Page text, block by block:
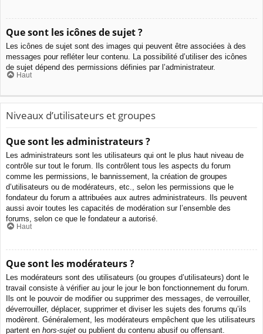
Que sont les icônes de sujet ?
Les icônes de sujet sont des images qui peuvent être associées à des
messages pour refléter leur contenu. La possibilité d’utiliser des icônes
de sujet dépend des permissions définies par l’administrateur.
Haut
Niveaux d’utilisateurs et groupes
Que sont les administrateurs ?
Les administrateurs sont les utilisateurs qui ont le plus haut niveau de
contrôle sur tout le forum. Ils contrôlent tous les aspects du forum
comme les permissions, le bannissement, la création de groupes
d’utilisateurs ou de modérateurs, etc., selon les permissions que le
fondateur du forum a attribuées aux autres administrateurs. Ils peuvent
aussi avoir toutes les capacités de modération sur l’ensemble des
forums, selon ce que le fondateur a autorisé.
Haut
Que sont les modérateurs ?
Les modérateurs sont des utilisateurs (ou groupes d’utilisateurs) dont le
travail consiste à vérifier au jour le jour le bon fonctionnement du forum.
Ils ont le pouvoir de modifier ou supprimer des messages, de verrouiller,
déverrouiller, déplacer, supprimer et diviser les sujets des forums qu’ils
modèrent. Généralement, les modérateurs empêchent que les utilisateurs
partent en hors-sujet ou publient du contenu abusif ou offensant.